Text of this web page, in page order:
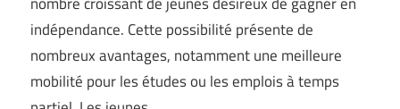
indépendance. Cette possibilité présente de
nombreux avantages, notamment une meilleure
mobilité pour les études ou les emplois à temps